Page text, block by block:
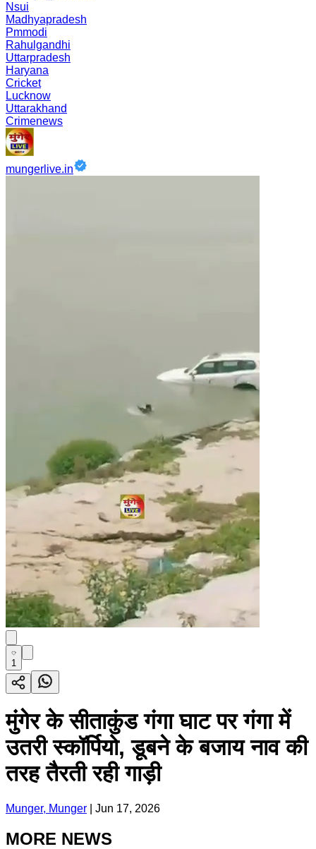
Nsui
Madhyapradesh
Pmmodi
Rahulgandhi
Uttarpradesh
Haryana
Cricket
Lucknow
Uttarakhand
Crimenews
mungerlive.in
1
मुंगेर के सीताकुंड गंगा घाट पर गंगा में
उतरी स्कॉर्पियो, डूबने के बजाय नाव की
तरह तैरती रही गाड़ी
Munger, Munger Jun 17, 2026
MORE NEWS